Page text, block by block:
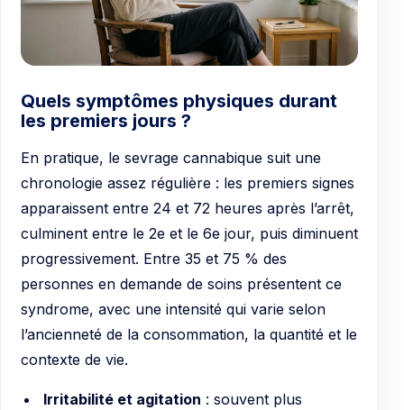
Quels symptômes physiques durant
les premiers jours ?
En pratique, le sevrage cannabique suit une
chronologie assez régulière : les premiers signes
apparaissent entre 24 et 72 heures après l’arrêt,
culminent entre le 2e et le 6e jour, puis diminuent
progressivement. Entre 35 et 75 % des
personnes en demande de soins présentent ce
syndrome, avec une intensité qui varie selon
l’ancienneté de la consommation, la quantité et le
contexte de vie.
Irritabilité et agitation : souvent plus